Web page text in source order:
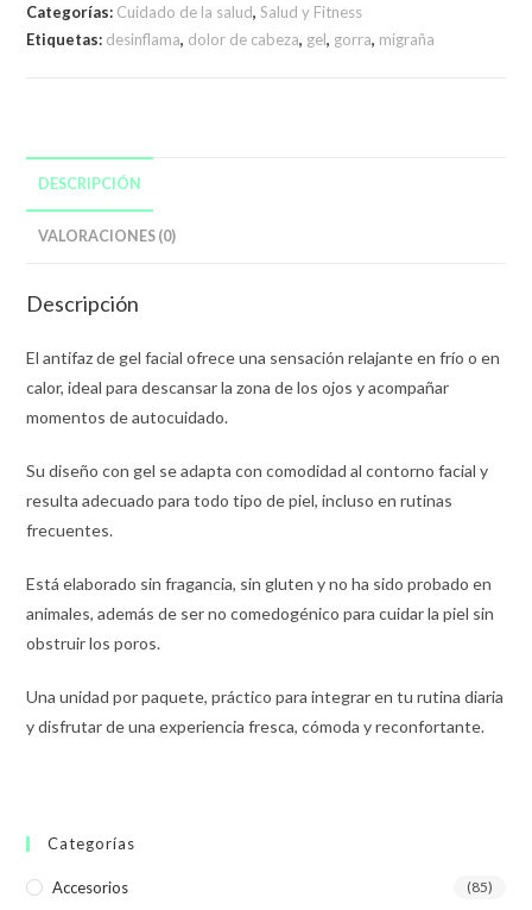
Relajante
Categorías: Cuidado de la salud,Salud y Fitness
Etiquetas: desinflama, dolor de cabeza, gel, gorra, migraña
DESCRIPCIÓN
VALORACIONES (0)
Descripción
El antifaz de gel facial ofrece una sensación relajante en frío o en
calor, ideal para descansar la zona de los ojos y acompañar
momentos de autocuidado.
Su diseño con gel se adapta con comodidad al contorno facial y
resulta adecuado para todo tipo de piel, incluso en rutinas
frecuentes.
Está elaborado sin fragancia, sin gluten y no ha sido probado en
animales, además de ser no comedogénico para cuidar la piel sin
obstruir los poros.
Una unidad por paquete, práctico para integrar en tu rutina diaria
y disfrutar de una experiencia fresca, cómoda y reconfortante.
Categorías
Accesorios (85)